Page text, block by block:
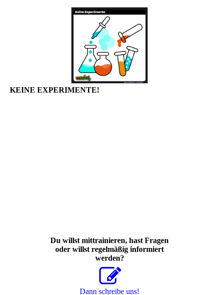
KEINE EXPERIMENTE!
Du willst mittrainieren, hast Fragen
oder willst regelmäßig informiert
werden?
Dann schreibe uns!